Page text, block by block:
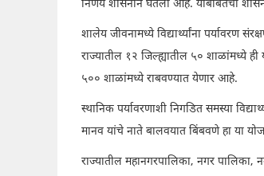
निर्णय शासनाने घेतला आहे. याबाबतचा
शालेय जीवनामध्ये विद्यार्थ्यांना पर्यावरण
राज्यातील १२ जिल्ह्यातील ५० शाळांमध्ये
५०० शाळांमध्ये राबवण्यात येणार आहे.
स्थानिक पर्यावरणाशी निगडित समस्या
मानव यांचे नाते बालवयात बिंबवणे हा या
राज्यातील महानगरपालिका, नगर पालिका,